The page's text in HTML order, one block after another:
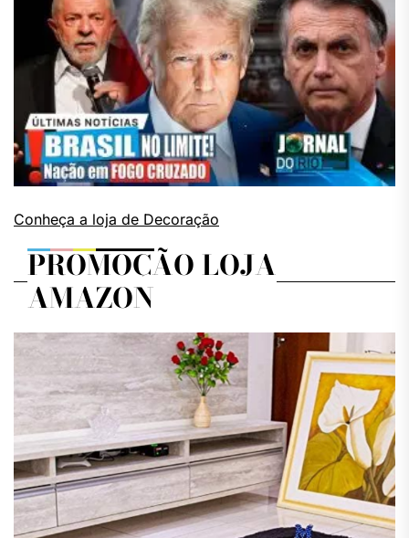
Conheça a loja de Decoração
PROMOÇÃO LOJA
AMAZON